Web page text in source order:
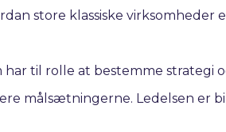
store klassiske virksomheder
har til rolle at bestemme
målsætningerne. Ledelsen er